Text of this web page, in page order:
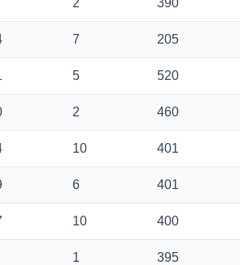
2 390
7 205
5 520
2 460
10 401
6 401
10 400
1 395